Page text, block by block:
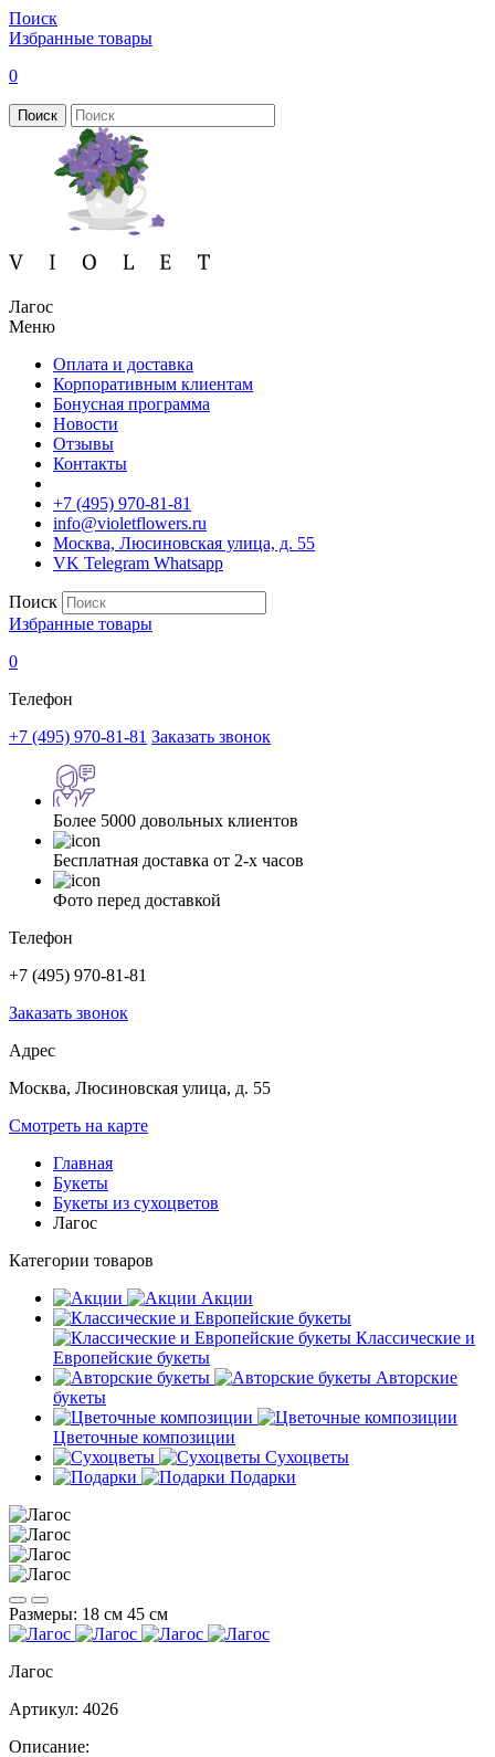
Поиск
Избранные товары
0
Поиск
Лагос
Меню
Оплата и доставка
Корпоративным клиентам
Бонусная программа
Новости
Отзывы
Контакты
+7 (495) 970-81-81
info@violetflowers.ru
Москва, Люсиновская улица, д. 55
VK Telegram Whatsapp
Поиск
Избранные товары
0
Телефон
+7 (495) 970-81-81 Заказать звонок
Более 5000 довольных клиентов
Бесплатная доставка от 2-х часов
Фото перед доставкой
Телефон
+7 (495) 970-81-81
Заказать звонок
Адрес
Москва, Люсиновская улица, д. 55
Смотреть на карте
Главная
Букеты
Букеты из сухоцветов
Лагос
Категории товаров
Акции
Классические и
Европейские букеты
Авторские
букеты
Цветочные композиции
Сухоцветы
Подарки
Размеры: 18 см 45 см
Лагос
Артикул: 4026
Описание: